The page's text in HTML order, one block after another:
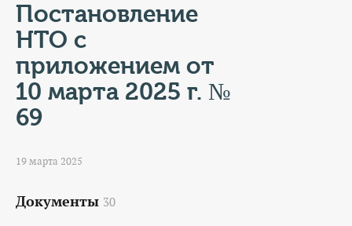
КОНТАКТЫ
ТАРИФЫ
ГЕРОИ Z
Постановление
НТО с
приложением от
10 марта 2025 г. №
69
19 марта 2025
Документы 30